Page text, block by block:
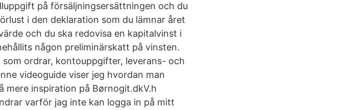
på försäljningsersättningen och du
i den deklaration som du lämnar året
och du ska redovisa en kapitalvinst i
någon preliminärskatt på vinsten.
ordrar, kontouppgifter, leverans- och
videoguide viser jeg hvordan man
mere inspiration på Børnogit.dkV.h
varför jag inte kan logga in på mitt